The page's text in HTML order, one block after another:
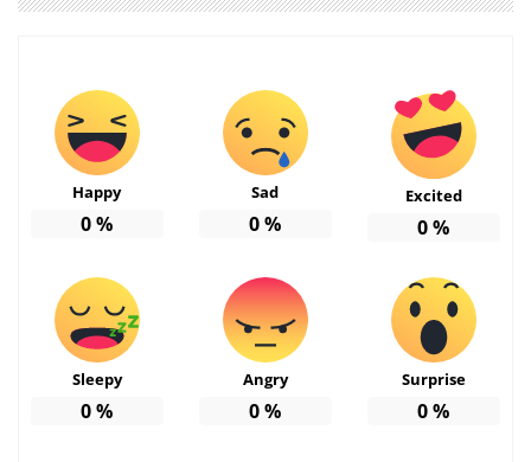
Happy
0%
Sad
0%
Excited
0%
Sleepy
0%
Angry
0%
Surprise
0%